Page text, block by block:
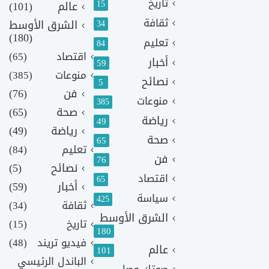
15
ثقافة 34
تعليم 84
أخبار 59
نصائح 5
منوعات 385
رياضة 49
صحة 65
فن 76
اقتصاد 65
سياسة 425
الشرق الأوسط
180
عالم 101
عالم
(101)
الشرق الأوسط
(180)
اقتصاد
(65)
منوعات
(385)
فن
(76)
صحة
(65)
رياضة
(49)
تعليم (84)
نصائح
(5)
أخبار
(59)
ثقافة
(34)
تاريخ
(15)
فيديو تريند (48)
الباندل الرئيسي